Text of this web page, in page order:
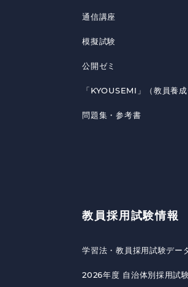
通信講座
模擬試験
公開ゼミ
「KYOUSEMI」（教員養成
問題集・参考書
教員採用試験情報
学習法・教員採用試験デー
2026年度 自治体別採用試